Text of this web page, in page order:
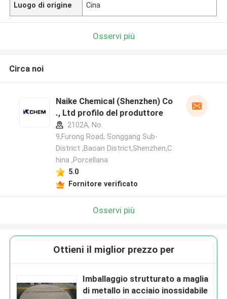
Luogo di origine Cina
Osservi più
Circa noi
Naike Chemical (Shenzhen) Co
., Ltd profilo del produttore
2102A, No.
9,Furong Road, Songgang Sub-
District ,Baoan District,Shenzhen,C
hina ,Porcellana
5.0
Fornitore verificato
Osservi più
Ottieni il miglior prezzo per
Imballaggio strutturato a maglia
di metallo in acciaio inossidabile